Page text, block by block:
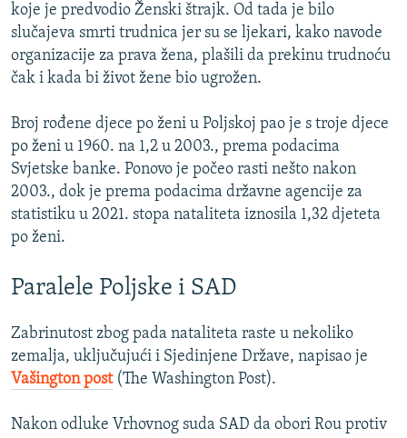
koje je predvodio Ženski štrajk. Od tada je bilo
slučajeva smrti trudnica jer su se ljekari, kako navode
organizacije za prava žena, plašili da prekinu trudnoću
čak i kada bi život žene bio ugrožen.
Broj rođene djece po ženi u Poljskoj pao je s troje djece
po ženi u 1960. na 1,2 u 2003., prema podacima
Svjetske banke. Ponovo je počeo rasti nešto nakon
2003., dok je prema podacima državne agencije za
statistiku u 2021. stopa nataliteta iznosila 1,32 djeteta
po ženi.
Paralele Poljske i SAD
Zabrinutost zbog pada nataliteta raste u nekoliko
zemalja, uključujući i Sjedinjene Države, napisao je
Vašington post(The Washington Post).
Nakon odluke Vrhovnog suda SAD da obori Rou protiv